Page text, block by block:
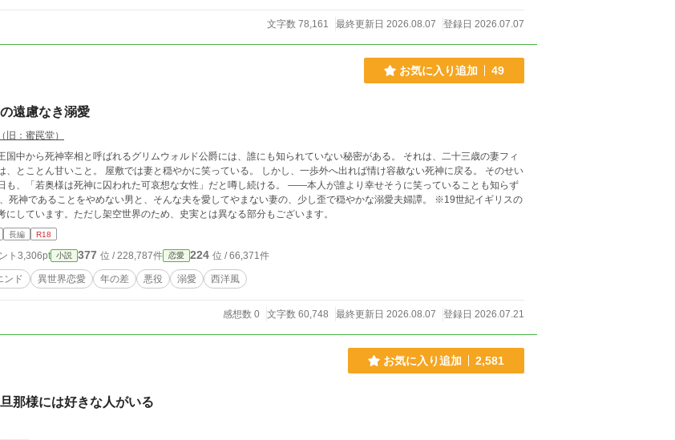
文字数 78,161 最終更新日 2026.08.07 登録日 2026.07.07
お気に入り追加 49
遠慮なき溺愛
旧：蜜罠堂）
中から死神宰相と呼ばれるグリムウォルド公爵には、誰にも知られていない秘密がある。 それは、二十三歳の妻フィ
甘いこと。 屋敷では妻と穏やかに笑っている。 しかし、一歩外へ出れば情け容赦ない死神に戻る。 そのせい
も、「若奥様は死神に囚われた可哀想な女性」だと噂し続ける。 ――本人が誰より幸せそうに笑っていることも知らず
にしています。ただし架空世界のため、史実とは異なる部分もございます。
長編 R18
ト 3,306pt 小説 377 位 / 228,787件 恋愛 224 位 / 66,371件
ンド 異世界恋愛 年の差 悪役 溺愛 西洋風
感想数 0 文字数 60,748 最終更新日 2026.08.07 登録日 2026.07.21
お気に入り追加 2,581
旦那様には好きな人がいる